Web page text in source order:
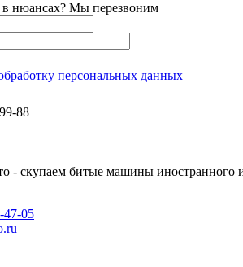
в нюансах? Мы перезвоним
персональных данных
88
- скупаем битые машины иностранного
47-05